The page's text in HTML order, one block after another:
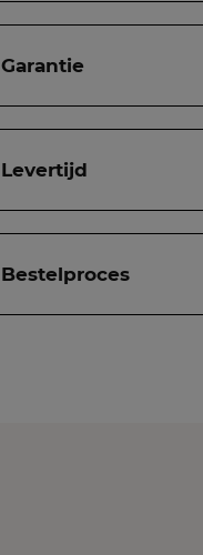
Garantie
Levertijd
Bestelproces